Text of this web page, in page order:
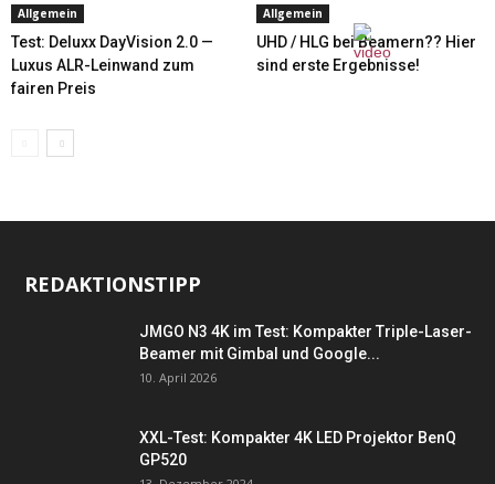
Allgemein
Test: Deluxx DayVision 2.0 —
Luxus ALR-Leinwand zum
fairen Preis
Allgemein
UHD / HLG bei Beamern?? Hier
sind erste Ergebnisse!
REDAKTIONSTIPP
JMGO N3 4K im Test: Kompakter Triple-Laser-
Beamer mit Gimbal und Google...
10. April 2026
XXL-Test: Kompakter 4K LED Projektor BenQ
GP520